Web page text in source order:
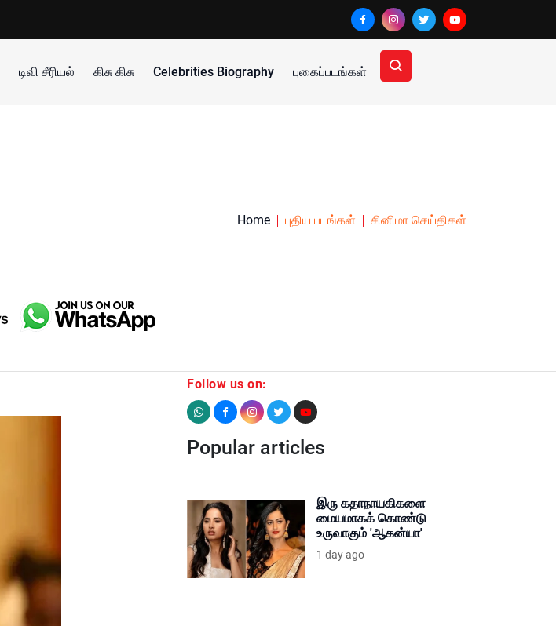
டிவி சீரியல் கிசு கிசு Celebrities Biography புகைப்படங்கள்
Home புதிய படங்கள் சினிமா செய்திகள்
Follow us on:
Popular articles
இரு கதாநாயகிகளை
மையமாகக் கொண்டு
உருவாகும் 'ஆகன்யா'
1 day ago